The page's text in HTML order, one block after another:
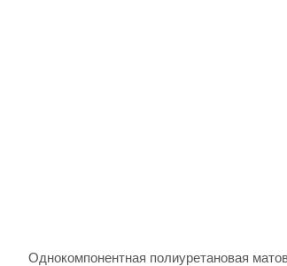
Однокомпонентная полиуретановая